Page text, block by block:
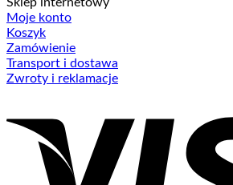
Sklep internetowy
Moje konto
Koszyk
Zamówienie
Transport i dostawa
Zwroty i reklamacje